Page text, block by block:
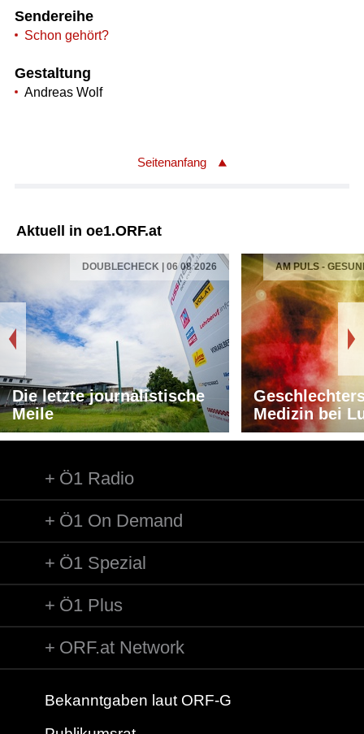
Sendereihe
Schon gehört?
Gestaltung
Andreas Wolf
Seitenanfang
Aktuell in oe1.ORF.at
DOUBLECHECK | 06 08 2026
Die letzte journalistische
Meile
AM PULS -
Medizin bei
Ö1 Radio
Ö1 On Demand
Ö1 Spezial
Ö1 Plus
ORF.at Network
Bekanntgaben laut ORF-G